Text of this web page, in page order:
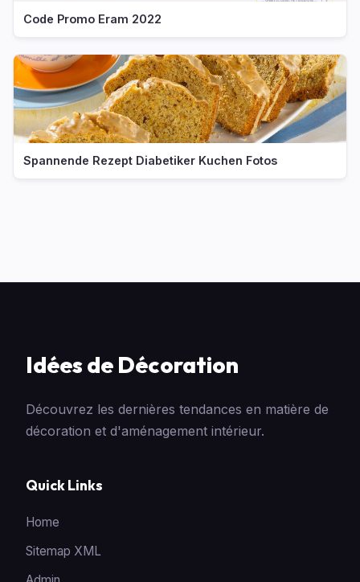
Code Promo Eram 2022
Spannende Rezept Diabetiker Kuchen Fotos
Idées de Décoration
Découvrez les dernières tendances en matière de
décoration et d'aménagement intérieur.
Quick Links
Home
Sitemap XML